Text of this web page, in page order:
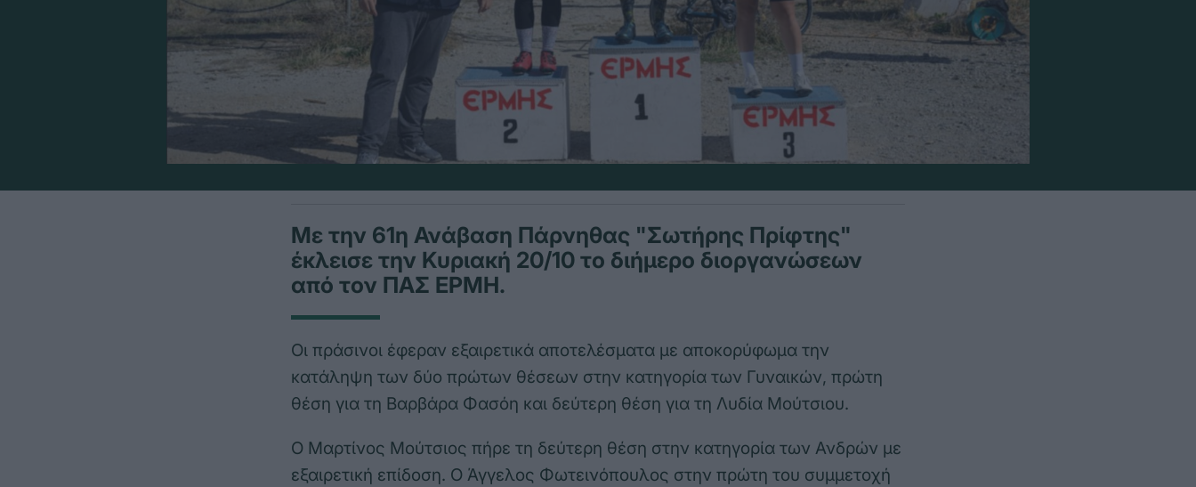
Με την 61η Ανάβαση Πάρνηθας "Σωτήρης Πρίφτης"
έκλεισε την Κυριακή 20/10 το διήμερο διοργανώσεων
από τον ΠΑΣ ΕΡΜΗ.
Οι πράσινοι έφεραν εξαιρετικά αποτελέσματα με αποκορύφωμα την
κατάληψη των δύο πρώτων θέσεων στην κατηγορία των Γυναικών, πρώτη
θέση για τη Βαρβάρα Φασόη και δεύτερη θέση για τη Λυδία Μούτσιου.
Ο Μαρτίνος Μούτσιος πήρε τη δεύτερη θέση στην κατηγορία των Ανδρών με
εξαιρετική επίδοση. Ο Άγγελος Φωτεινόπουλος στην πρώτη του συμμετοχή